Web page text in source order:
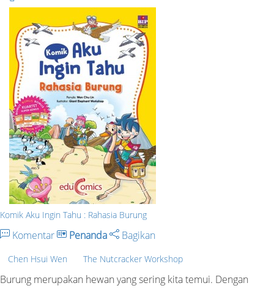
Komik Aku Ingin Tahu : Rahasia Burung
Komentar Penanda Bagikan
Chen Hsui Wen The Nutcracker Workshop
Burung merupakan hewan yang sering kita temui. Dengan